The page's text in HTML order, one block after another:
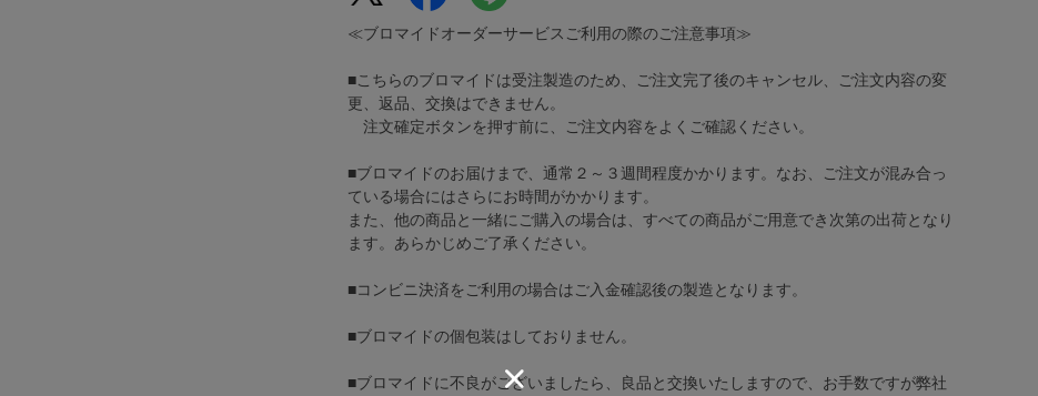
≪ブロマイドオーダーサービスご利用の際のご注意事項≫
■こちらのブロマイドは受注製造のため、ご注文完了後のキャンセル、ご注文内容の変
更、返品、交換はできません。
注文確定ボタンを押す前に、ご注文内容をよくご確認ください。
■ブロマイドのお届けまで、通常２～３週間程度かかります。なお、ご注文が混み合っ
ている場合にはさらにお時間がかかります。
また、他の商品と一緒にご購入の場合は、すべての商品がご用意でき次第の出荷となり
ます。あらかじめご了承ください。
■コンビニ決済をご利用の場合はご入金確認後の製造となります。
■ブロマイドの個包装はしておりません。
■ブロマイドに不良がございましたら、良品と交換いたしますので、お手数ですが弊社